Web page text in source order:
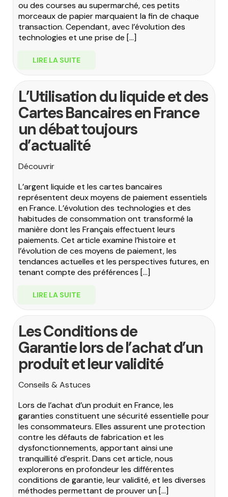
ou des courses au supermarché, ces petits
morceaux de papier marquaient la fin de chaque
transaction. Cependant, avec l’évolution des
technologies et une prise de […]
LIRE LA SUITE
L’Utilisation du liquide et des
Cartes Bancaires en France
un débat toujours
d’actualité
Découvrir
L’argent liquide et les cartes bancaires
représentent deux moyens de paiement essentiels
en France. L’évolution des technologies et des
habitudes de consommation ont transformé la
manière dont les Français effectuent leurs
paiements. Cet article examine l’histoire et
l’évolution de ces moyens de paiement, les
tendances actuelles et les perspectives futures, en
tenant compte des préférences […]
LIRE LA SUITE
Les Conditions de
Garantie lors de l’achat d’un
produit et leur validité
Conseils & Astuces
Lors de l’achat d’un produit en France, les
garanties constituent une sécurité essentielle pour
les consommateurs. Elles assurent une protection
contre les défauts de fabrication et les
dysfonctionnements, apportant ainsi une
tranquillité d’esprit. Dans cet article, nous
explorerons en profondeur les différentes
conditions de garantie, leur validité, et les diverses
méthodes permettant de prouver un […]